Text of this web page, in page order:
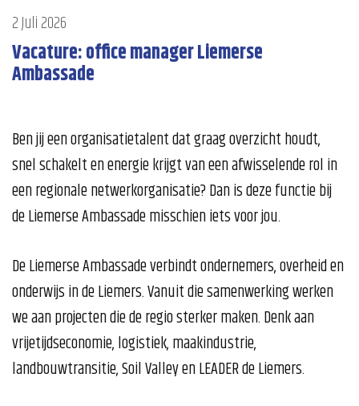
2 Juli 2026
Vacature: office manager Liemerse
Ambassade
Ben jij een organisatietalent dat graag overzicht houdt,
snel schakelt en energie krijgt van een afwisselende rol in
een regionale netwerkorganisatie? Dan is deze functie bij
de Liemerse Ambassade misschien iets voor jou.
De Liemerse Ambassade verbindt ondernemers, overheid en
onderwijs in de Liemers. Vanuit die samenwerking werken
we aan projecten die de regio sterker maken. Denk aan
vrijetijdseconomie, logistiek, maakindustrie,
landbouwtransitie, Soil Valley en LEADER de Liemers.